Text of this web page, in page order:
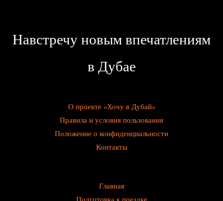
Навстречу новым впечатлениям
в Дубае
О проекте «Хочу в Дубай»
Правила и условия пользования
Положение о конфиденциальности
Контакты
Главная